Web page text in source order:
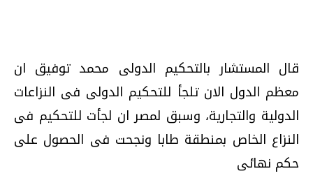
قال المستشار بالتحكيم الدولى محمد توفيق ان
معظم الدول الان تلجأ للتحكيم الدولى فى النزاعات
الدولية والتجارية، وسبق لمصر ان لجأت للتحكيم فى
النزاع الخاص بمنطقة طابا ونجحت فى الحصول على
حكم نهائى